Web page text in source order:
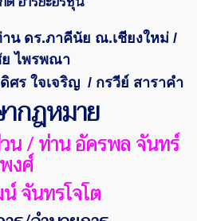
น ดร.ภาคีนัย ณ.เชียงใหม่ /
ไพรพณา
ศร ใจเจริญ / กรวีย์ สาราคำ
กฎหมาย
น / ท่าน อัครพล จันทร์
พงศ์
จันทรโจโต